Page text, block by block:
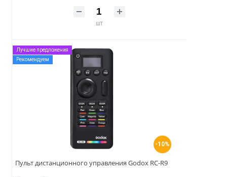
шт
-10%
Лучшие предложения
Рекомендуем
Пульт дистанционного управления Godox RC-R9